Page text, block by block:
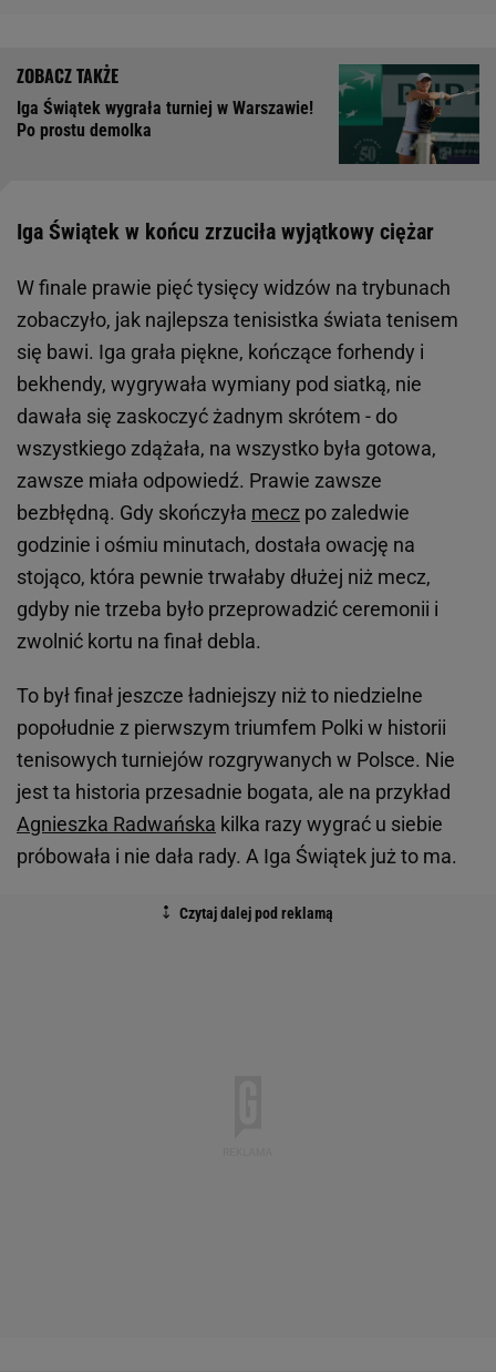
Iga Świątek wygrała turniej w Warszawie!
Po prostu demolka
Iga Świątek w końcu zrzuciła wyjątkowy ciężar
W finale prawie pięć tysięcy widzów na trybunach
zobaczyło, jak najlepsza tenisistka świata tenisem
się bawi. Iga grała piękne, kończące forhendy i
bekhendy, wygrywała wymiany pod siatką, nie
dawała się zaskoczyć żadnym skrótem - do
wszystkiego zdążała, na wszystko była gotowa,
zawsze miała odpowiedź. Prawie zawsze
bezbłędną. Gdy skończyła mecz po zaledwie
godzinie i ośmiu minutach, dostała owację na
stojąco, która pewnie trwałaby dłużej niż mecz,
gdyby nie trzeba było przeprowadzić ceremonii i
zwolnić kortu na finał debla.
To był finał jeszcze ładniejszy niż to niedzielne
popołudnie z pierwszym triumfem Polki w historii
tenisowych turniejów rozgrywanych w Polsce. Nie
jest ta historia przesadnie bogata, ale na przykład
Agnieszka Radwańska kilka razy wygrać u siebie
próbowała i nie dała rady. A Iga Świątek już to ma.